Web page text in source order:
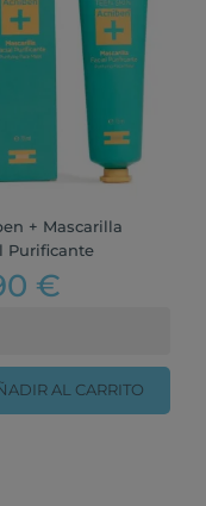
+ Mascarilla
Purificante
€
AL CARRITO